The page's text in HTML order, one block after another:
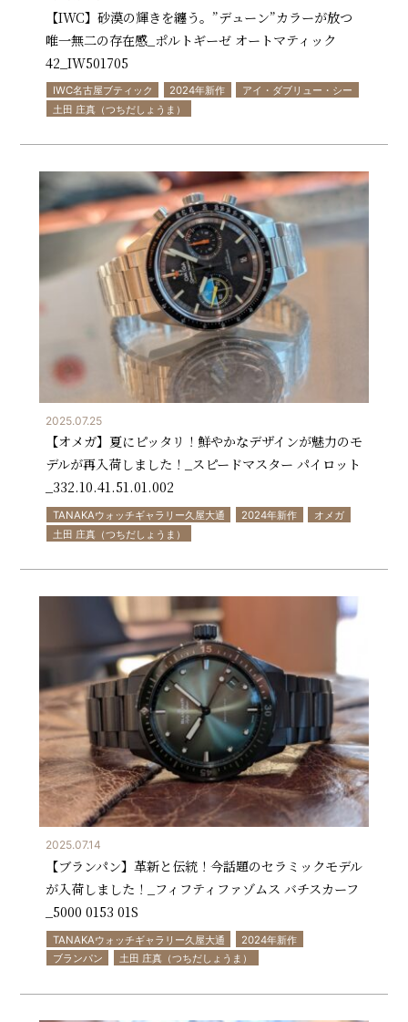
【IWC】砂漠の輝きを纏う。”デューン”カラーが放つ
唯一無二の存在感_ポルトギーゼ オートマティック
42_IW501705
IWC名古屋ブティック 2024年新作
アイ・ダブリュー・シー
土田 庄真（つちだしょうま）
2025.07.25
【オメガ】夏にピッタリ！鮮やかなデザインが魅力のモ
デルが再入荷しました！_スピードマスター パイロット
_332.10.41.51.01.002
TANAKAウォッチギャラリー久屋大通 2024年新作
オメガ
土田 庄真（つちだしょうま）
2025.07.14
【ブランパン】革新と伝統！今話題のセラミックモデル
が入荷しました！_フィフティファゾムス バチスカーフ
_5000 0153 01S
TANAKAウォッチギャラリー久屋大通
2024年新作
ブランパン
土田 庄真（つちだしょうま）